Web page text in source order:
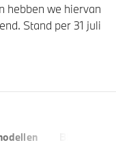
hebben we hiervan
Stand per 31 juli